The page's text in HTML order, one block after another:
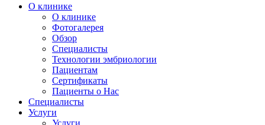
О клинике
О клинике
Фотогалерея
Обзор
Специалисты
Технологии эмбриологии
Пациентам
Сертификаты
Пациенты о Нас
Специалисты
Услуги
Услуги